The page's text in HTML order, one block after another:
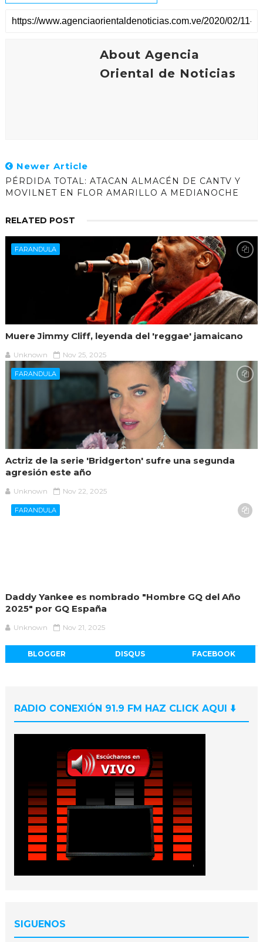
About Agencia
Oriental de Noticias
Newer Article
PÉRDIDA TOTAL: ATACAN ALMACÉN DE CANTV Y
MOVILNET EN FLOR AMARILLO A MEDIANOCHE
RELATED POST
FARANDULA
Muere Jimmy Cliff, leyenda del 'reggae' jamaicano
Unknown Nov 25, 2025
FARANDULA
Actriz de la serie 'Bridgerton' sufre una segunda
agresión este año
Unknown Nov 22, 2025
FARANDULA
Daddy Yankee es nombrado "Hombre GQ del Año
2025" por GQ España
Unknown Nov 21, 2025
BLOGGER DISQUS FACEBOOK
RADIO CONEXIÓN 91.9 FM HAZ CLICK AQUI ⬇️
SIGUENOS